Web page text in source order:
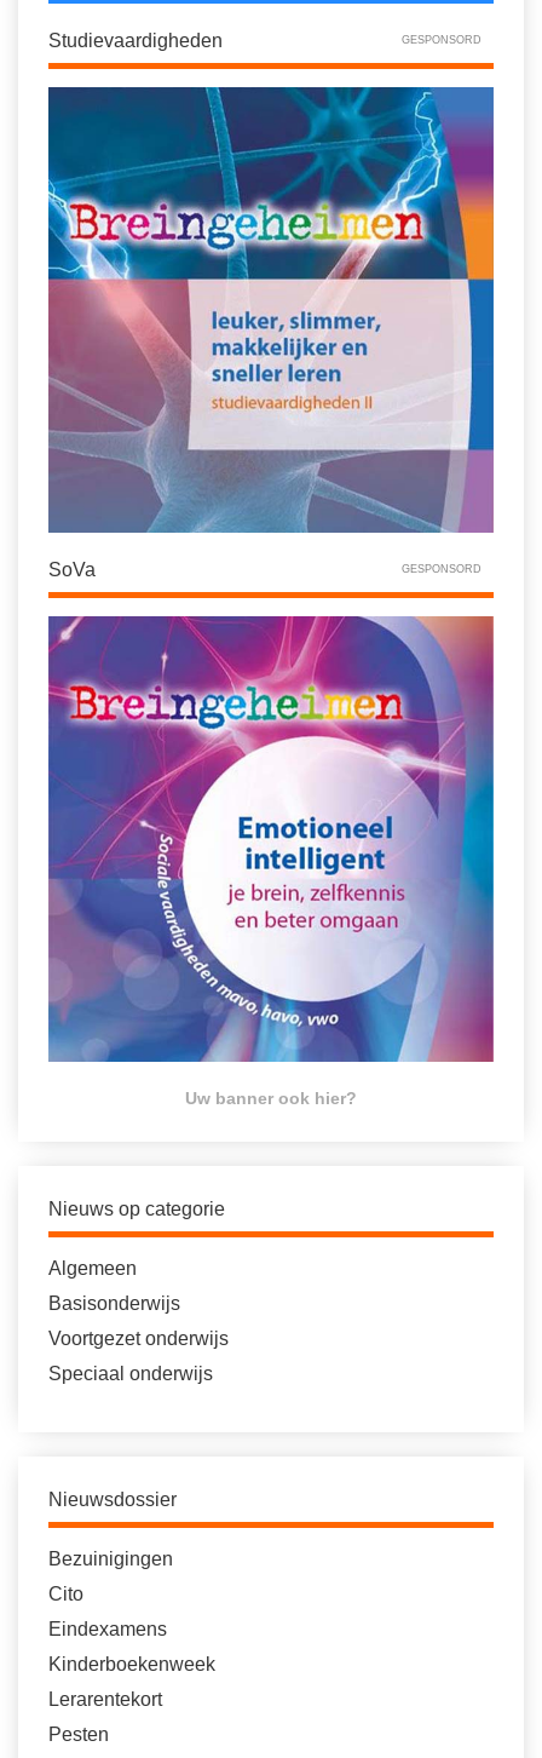
Studievaardigheden GESPONSORD
SoVa GESPONSORD
Uw banner ook hier?
Nieuws op categorie
Algemeen
Basisonderwijs
Voortgezet onderwijs
Speciaal onderwijs
Nieuwsdossier
Bezuinigingen
Cito
Eindexamens
Kinderboekenweek
Lerarentekort
Pesten